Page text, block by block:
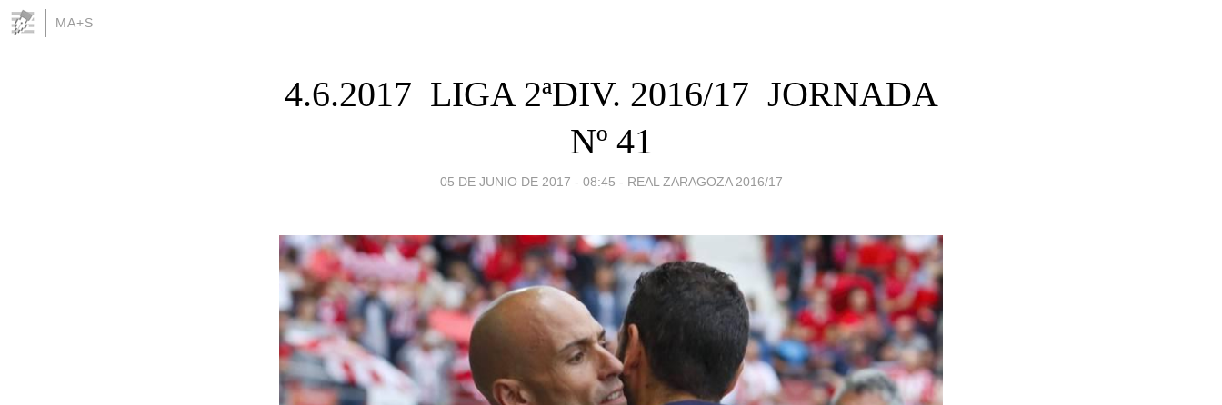
MA+S
4.6.2017  LIGA 2ªDIV. 2016/17  JORNADA
Nº 41
05 DE JUNIO DE 2017 - 08:45 - REAL ZARAGOZA 2016/17